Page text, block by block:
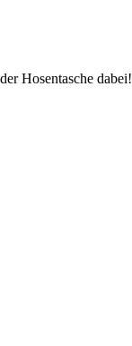
Hosentasche dabei!